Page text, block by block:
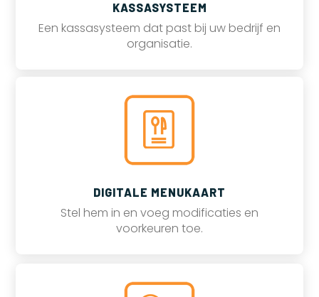
KASSASYSTEEM
Een kassasysteem dat past bij uw bedrijf en
organisatie.
DIGITALE MENUKAART
Stel hem in en voeg modificaties en
voorkeuren toe.